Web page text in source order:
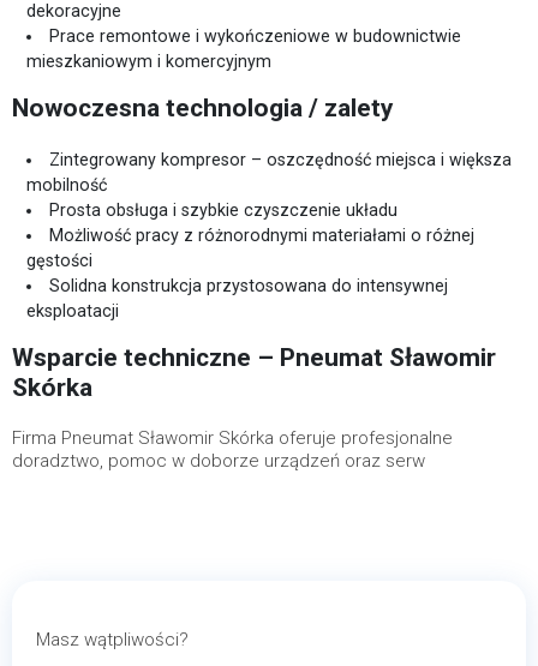
dekoracyjne
Prace remontowe i wykończeniowe w budownictwie
mieszkaniowym i komercyjnym
Nowoczesna technologia / zalety
Zintegrowany kompresor – oszczędność miejsca i większa
mobilność
Prosta obsługa i szybkie czyszczenie układu
Możliwość pracy z różnorodnymi materiałami o różnej
gęstości
Solidna konstrukcja przystosowana do intensywnej
eksploatacji
Wsparcie techniczne – Pneumat Sławomir
Skórka
Firma Pneumat Sławomir Skórka oferuje profesjonalne
doradztwo, pomoc w doborze urządzeń oraz serw
Masz wątpliwości?